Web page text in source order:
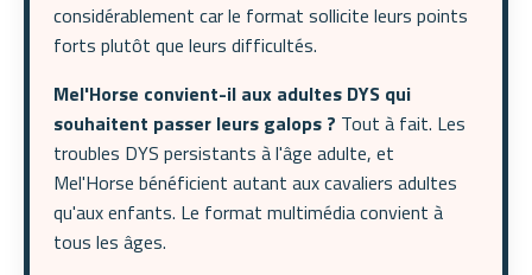
considérablement car le format sollicite leurs points
forts plutôt que leurs difficultés.
Mel'Horse convient-il aux adultes DYS qui
souhaitent passer leurs galops ? Tout à fait. Les
troubles DYS persistants à l'âge adulte, et
Mel'Horse bénéficient autant aux cavaliers adultes
qu'aux enfants. Le format multimédia convient à
tous les âges.